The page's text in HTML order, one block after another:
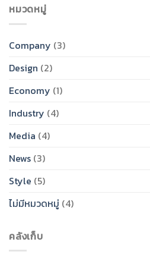
หมวดหมู่
Company (3)
Design (2)
Economy (1)
Industry (4)
Media (4)
News (3)
Style (5)
ไม่มีหมวดหมู่ (4)
คลังเก็บ